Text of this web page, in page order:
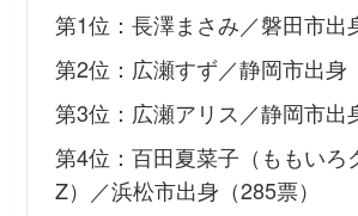
第1位：長澤まさみ／磐田市出
第2位：広瀬すず／静岡市出身
第3位：広瀬アリス／静岡市出
第4位：百田夏菜子（ももいろ
Z）／浜松市出身（285票）